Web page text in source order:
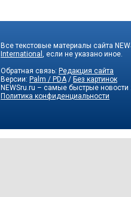
Все текстовые материалы сайта
International
, если не указано иное.
Обратная связь: Редакция сайта
Версии: Palm / PDA / Без картинок
NEWSru.ru – самые быстрые новости
Политика конфиденциальности